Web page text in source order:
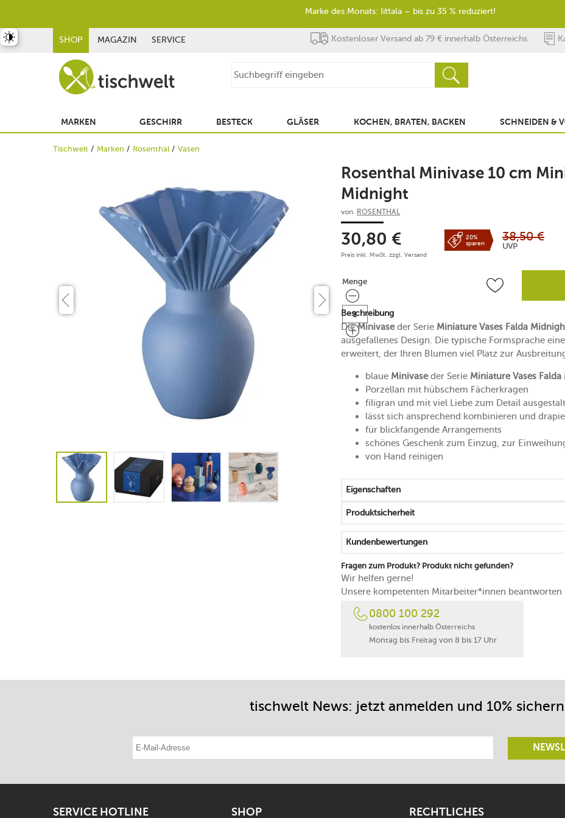
SHOP MAGAZIN SERVICE Kostenloser Versand ab 79 € innerhalb Österreichs
MARKEN GESCHIRR BESTECK GLÄSER KOCHEN, BRATEN, BACKEN SCHNEIDEN &
Tischwelt Marken Rosenthal Vasen
Rosenthal Minivase 10 cm
Midnight
von ROSENTHAL
30,80 €
Preis inkl. MwSt. zzgl. Versand
20%
sparen
38,50 €
UVP
Menge
Menge
Beschreibung
DieMinivaseder Serie Miniature Vases Falda
ausgefallenes Design. Die typische Formsprache
erweitert, der Ihren Blumen viel Platz zur
blaue Minivaseder Serie Miniature Vases
Porzellan mit hübschem Fächerkragen
filigran und mit viel Liebe zum Detail
lässt sich ansprechend kombinieren und
für blickfangende Arrangements
schönes Geschenk zum Einzug, zur
von Hand reinigen
Eigenschaften
Produktsicherheit
Kundenbewertungen
Fragen zum Produkt? Produkt nicht gefunden?
Wir helfen gerne!
Unsere kompetenten Mitarbeiter*innen beantworten
0800 100 292
kostenlos innerhalb Österreichs
Montag bis Freitag von 8 bis 17 Uhr
tischwelt News: jetzt anmelden und 10%
E-Mail-Adresse eintragen
SERVICE HOTLINE SHOP RECHTLICHES
umschalten
Marke des Monats: Iittala – bis zu 35 % reduziert!